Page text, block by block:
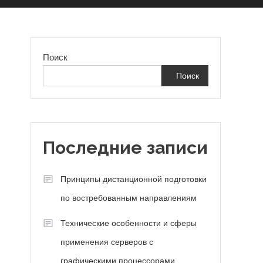
Поиск
Поиск
Последние записи
Принципы дистанционной подготовки
по востребованным направлениям
Технические особенности и сферы
применения серверов с
графическими процессорами